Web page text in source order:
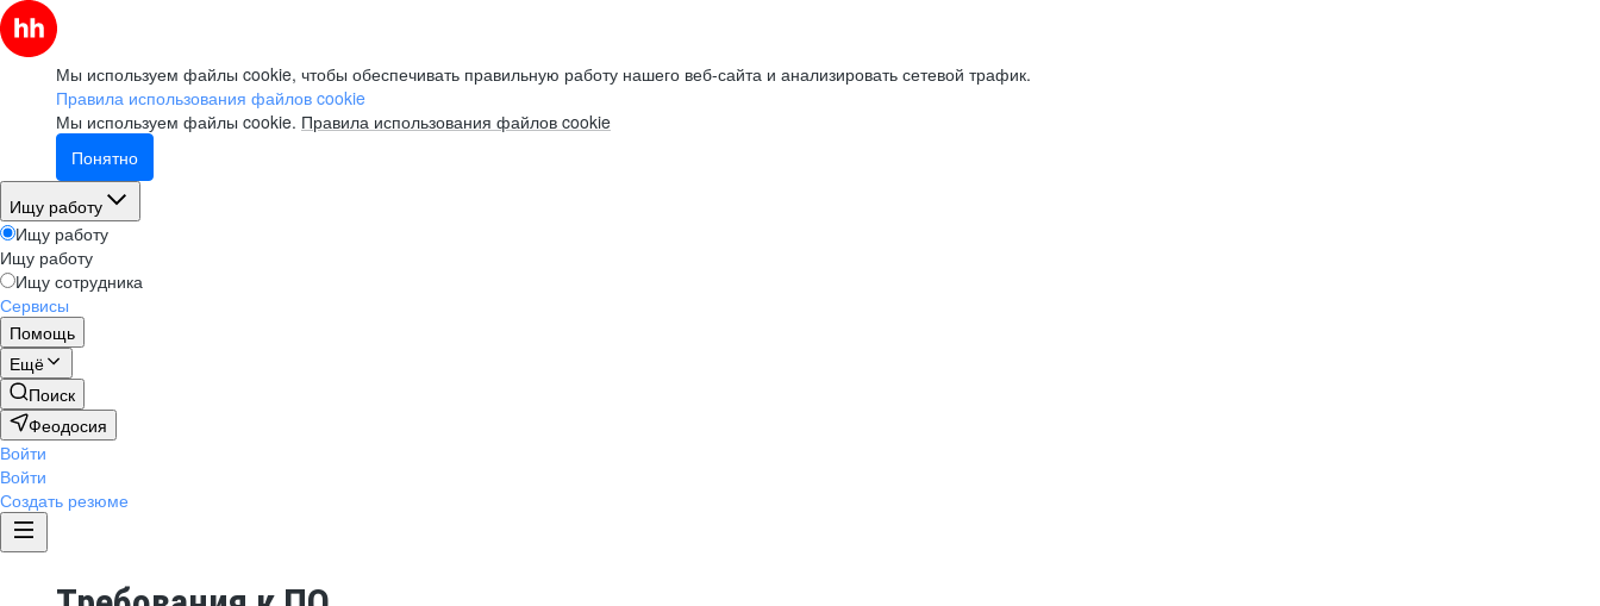
Мы используем файлы cookie, чтобы обеспечивать правильную работу нашего веб-сайта и анализировать сетевой трафик.
Правила использования файлов cookie
Мы используем файлы cookie. Правила использования файлов cookie
Понятно
Ищу работу
Ищу работу
Ищу работу
Ищу сотрудника
Сервисы
Помощь
Ещё
Поиск
Феодосия
Войти
Войти
Создать резюме